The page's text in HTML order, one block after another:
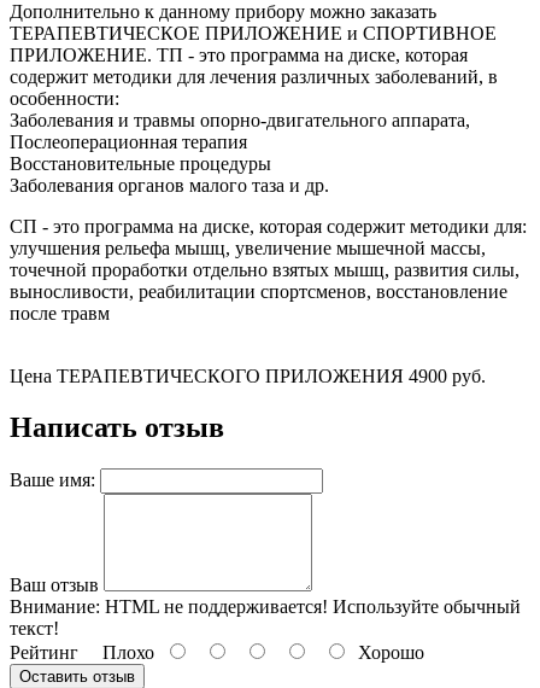
Дополнительно к данному прибору можно заказать
ТЕРАПЕВТИЧЕСКОЕ ПРИЛОЖЕНИЕ и СПОРТИВНОЕ
ПРИЛОЖЕНИЕ. ТП - это программа на диске, которая
содержит методики для лечения различных заболеваний, в
особенности:
Заболевания и травмы опорно-двигательного аппарата,
Послеоперационная терапия
Восстановительные процедуры
Заболевания органов малого таза и др.
СП - это программа на диске, которая содержит методики для:
улучшения рельефа мышц, увеличение мышечной массы,
точечной проработки отдельно взятых мышц, развития силы,
выносливости, реабилитации спортсменов, восстановление
после травм
Цена ТЕРАПЕВТИЧЕСКОГО ПРИЛОЖЕНИЯ 4900 руб.
Написать отзыв
Ваше имя:
Ваш отзыв
Внимание: HTML не поддерживается! Используйте обычный
текст!
Рейтинг Плохо Хорошо
Оставить отзыв